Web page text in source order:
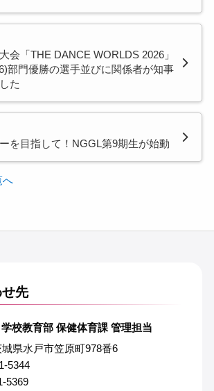
会「THE DANCE WORLDS 2026」
部門優勝の選手並びに関係者が知事
た
を目指して！NGGL第9期生が始動
へ
先
校教育部 保健体育課 管理担当
県水戸市笠原町978番6
5344
5369